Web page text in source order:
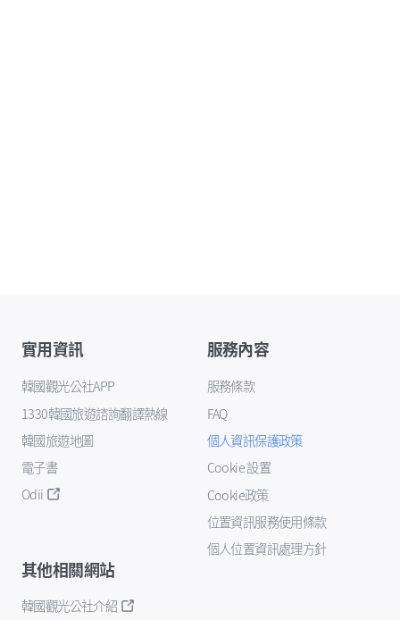
實用資訊
韓國觀光公社APP
1330韓國旅遊諮詢翻譯熱線
韓國旅遊地圖
電子書
Odii
服務內容
服務條款
FAQ
個人資訊保護政策
Cookie 設置
Cookie政策
位置資訊服務使用條款
個人位置資訊處理方針
其他相關網站
韓國觀光公社介紹